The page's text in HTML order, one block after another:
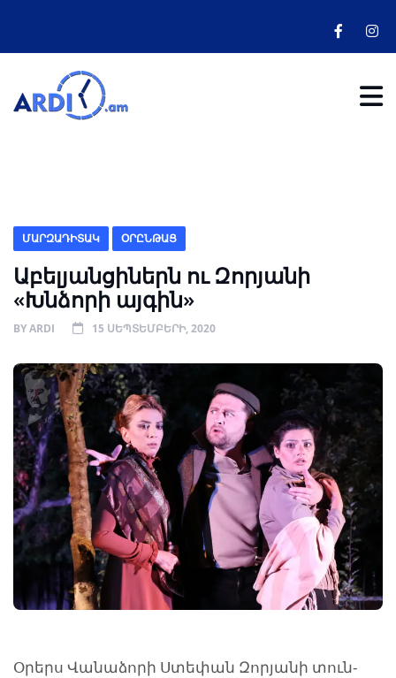
ՄԱՐԶԱԴԻՏԱԿ ՕՐԸՆԹԱՑ
Աբելյանցիներն ու Զորյանի
«Խնձորի այգին»
BYARDI 15 ՍԵՊՏԵՄԲԵՐԻ, 2020
Օրերս Վանաձորի Ստեփան Զորյանի տուն-